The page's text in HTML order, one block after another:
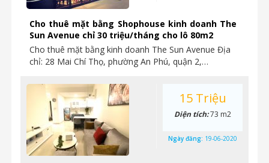
Cho thuê mặt bằng Shophouse kinh doanh The
Sun Avenue chỉ 30 triệu/tháng cho lô 80m2
Cho thuê mặt bằng kinh doanh The Sun Avenue Địa
chỉ: 28 Mai Chí Thọ, phường An Phú, quận 2,…
15 Triệu
Diện tích:73 m2
Ngày đăng: 19-06-2020